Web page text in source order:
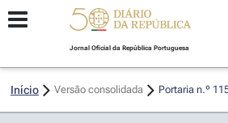
Jornal Oficial da República Portuguesa
Início Versão consolidada Portaria n.º